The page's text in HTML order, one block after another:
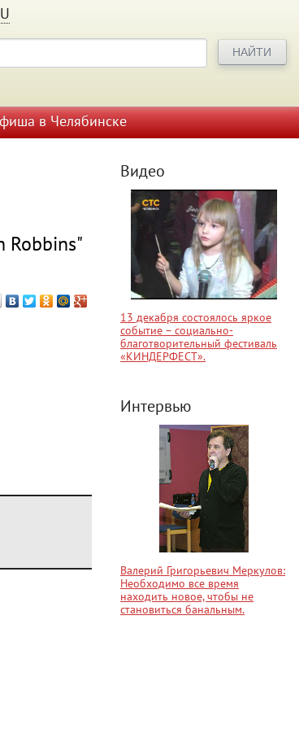
в Челябинске
Robbins"
Видео
13 декабря состоялось яркое
событие – социально-
благотворительный фестиваль
«КИНДЕРФЕСТ».
Интервью
Валерий Григорьевич Меркулов:
Необходимо все время
находить новое, чтобы не
становиться банальным.